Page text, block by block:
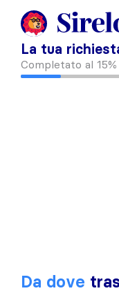
La tua
Completato al 15%
Da dove